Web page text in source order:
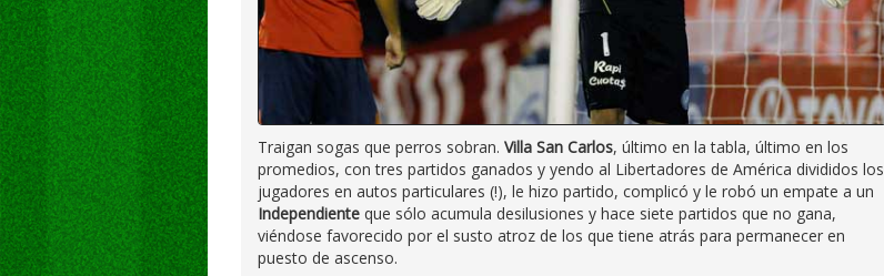
Traigan sogas que perros sobran. Villa San Carlos, último en la tabla, último en los
promedios, con tres partidos ganados y yendo al Libertadores de América divididos los
jugadores en autos particulares (!), le hizo partido, complicó y le robó un empate a un
Independiente que sólo acumula desilusiones y hace siete partidos que no gana,
viéndose favorecido por el susto atroz de los que tiene atrás para permanecer en
puesto de ascenso.